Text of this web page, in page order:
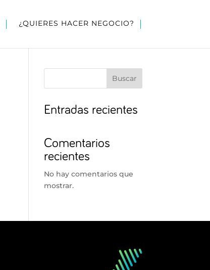
¿QUIERES HACER NEGOCIO?
Buscar
Entradas recientes
Comentarios
recientes
No hay comentarios que
mostrar.